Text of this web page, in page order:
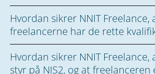
Hvordan sikrer NNIT Freelance,
freelancerne har de rette
Hvordan sikrer NNIT Freelance,
styr på NIS2, og at freelanceren